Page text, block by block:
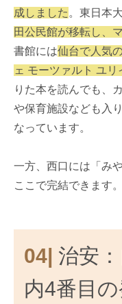
成しました 。東日本
田公民館が移転し、
書館には仙台で人気
ェ モーツァルト ユリ
りた本を読んでも、
や保育施設なども入
なっています。
一方、西口には「み
ここで完結できます。
04| 治安
内4番目